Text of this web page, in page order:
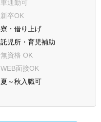
車通勤可
新卒OK
寮・借り上げ
託児所・育児補助
無資格 OK
WEB面接OK
夏～秋入職可